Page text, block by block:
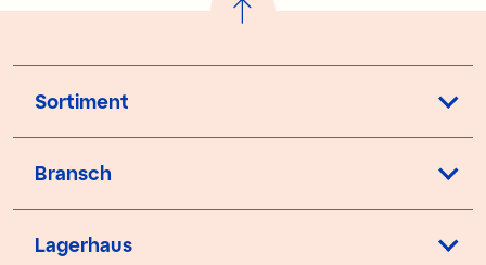
Sortiment
Bransch
Lagerhaus